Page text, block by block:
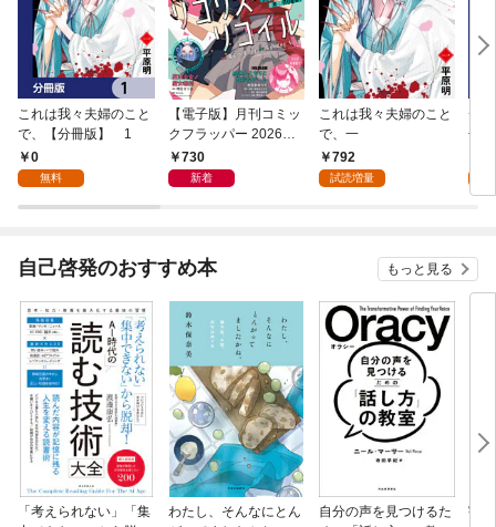
これは我々夫婦のこと
で、【分冊版】 1
0
無料
【電子版】月刊コミッ
クフラッパー 2026年9
月号730
新着
これは我々夫婦のこと
で、一
792
試読増量
チ
冊
自己啓発のおすすめ本 もっと見る
「考えられない」「集
わたし、そんなにとん
自分の声を見つけるた
宇